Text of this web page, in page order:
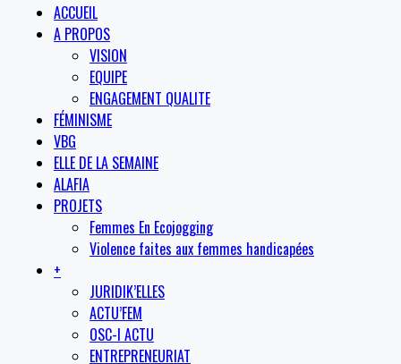
ACCUEIL
A PROPOS
VISION
EQUIPE
ENGAGEMENT QUALITE
FÉMINISME
VBG
ELLE DE LA SEMAINE
ALAFIA
PROJETS
Femmes En Ecojogging
Violence faites aux femmes handicapées
+
JURIDIK’ELLES
ACTU’FEM
OSC-I ACTU
ENTREPRENEURIAT